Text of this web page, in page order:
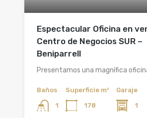
Espectacular Oficina en
Centro de Negocios SUR –
Beniparrell
Presentamos una magnífica
Baños
1
Superficie m²
178
Garaje
1